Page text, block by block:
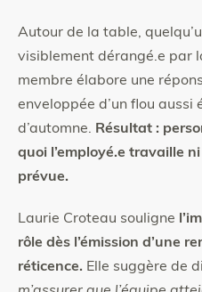
Autour de la table,
visiblement dérangé.e par
membre élabore une
enveloppée d’un flou aussi
d’automne. Résultat :
quoi l’employé.e travaille
prévue.
Laurie Croteau souligne
rôle dès l’émission d’une
réticence. Elle suggère de